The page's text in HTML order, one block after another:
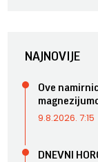
NAJNOVIJE
Ove
9.8.2026. 7:15
DNEVNI